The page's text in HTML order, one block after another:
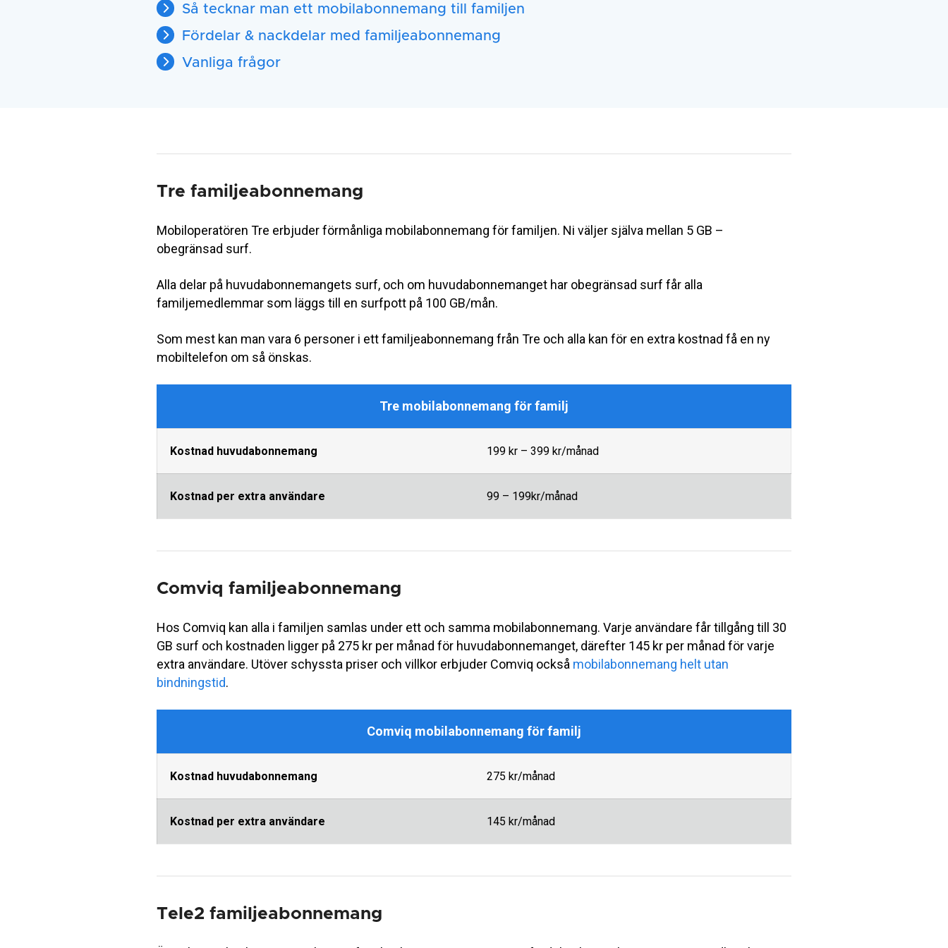
Så tecknar man ett mobilabonnemang till familjen
Fördelar & nackdelar med familjeabonnemang
Vanliga frågor
Tre familjeabonnemang
Mobiloperatören Tre erbjuder förmånliga mobilabonnemang för familjen. Ni väljer själva mellan 5 GB –
obegränsad surf.
Alla delar på huvudabonnemangets surf, och om huvudabonnemanget har obegränsad surf får alla
familjemedlemmar som läggs till en surfpott på 100 GB/mån.
Som mest kan man vara 6 personer i ett familjeabonnemang från Tre och alla kan för en extra kostnad få en ny
mobiltelefon om så önskas.
Tre mobilabonnemang för familj
Kostnad huvudabonnemang 199 kr – 399 kr/månad
Kostnad per extra användare 99 – 199kr/månad
Comviq familjeabonnemang
Hos Comviq kan alla i familjen samlas under ett och samma mobilabonnemang. Varje användare får tillgång till 30
GB surf och kostnaden ligger på 275 kr per månad för huvudabonnemanget, därefter 145 kr per månad för varje
extra användare. Utöver schyssta priser och villkor erbjuder Comviq också mobilabonnemang helt utan
bindningstid.
Comviq mobilabonnemang för familj
Kostnad huvudabonnemang 275 kr/månad
Kostnad per extra användare 145 kr/månad
Tele2 familjeabonnemang